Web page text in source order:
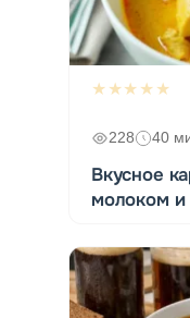
★★★★★
228 40
Вкусное
молоком и